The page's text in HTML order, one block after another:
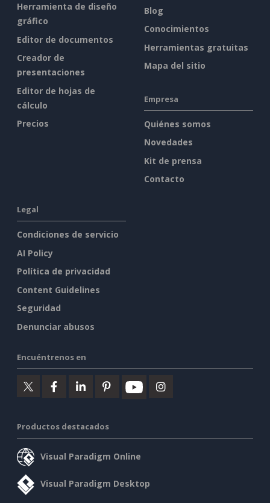
Herramienta de diseño
gráfico
Editor de documentos
Creador de
presentaciones
Editor de hojas de
cálculo
Precios
Blog
Conocimientos
Herramientas gratuitas
Mapa del sitio
Empresa
Quiénes somos
Novedades
Kit de prensa
Contacto
Legal
Condiciones de servicio
AI Policy
Política de privacidad
Content Guidelines
Seguridad
Denunciar abusos
Encuéntrenos en
Productos destacados
Visual Paradigm Online
Visual Paradigm Desktop